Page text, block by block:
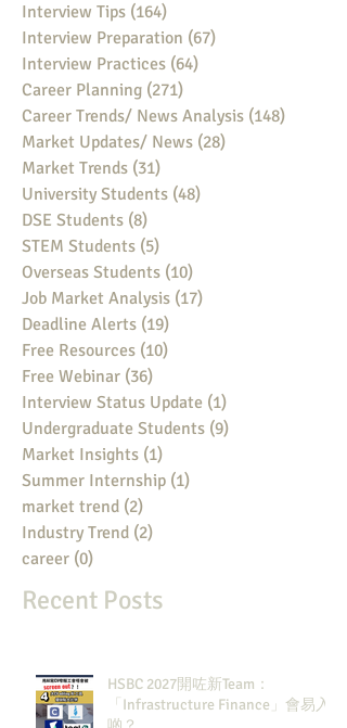
Interview Tips (164)
Interview Preparation (67)
Interview Practices (64)
Career Planning (271)
Career Trends/ News Analysis (148)
Market Updates/ News (28)
Market Trends (31)
University Students (48)
DSE Students (8)
STEM Students (5)
Overseas Students (10)
Job Market Analysis (17)
Deadline Alerts (19)
Free Resources (10)
Free Webinar (36)
Interview Status Update (1)
Undergraduate Students (9)
Market Insights (1)
Summer Internship (1)
market trend (2)
Industry Trend (2)
career (0)
Recent Posts
HSBC 2027開咗新Team：
「Infrastructure Finance」會易入